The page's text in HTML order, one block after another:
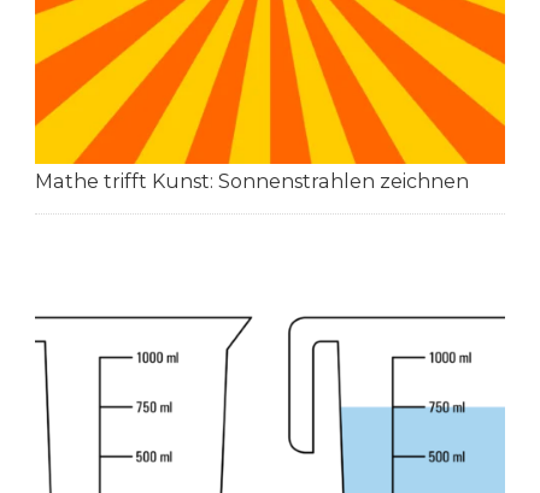
Mathe trifft Kunst: Sonnenstrahlen zeichnen